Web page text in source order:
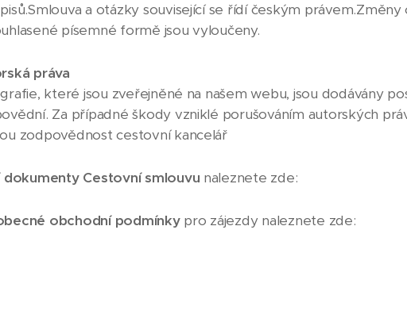
a otázky související se řídí českým
písemné formě jsou vyloučeny.
práva
které jsou zveřejněné na našem webu, jsou dodávány
Za případné škody vzniklé porušováním autorských
zodpovědnost cestovní kancelář
dokumenty Cestovní smlouvu naleznete zde:
obchodní podmínkypro zájezdy naleznete zde: